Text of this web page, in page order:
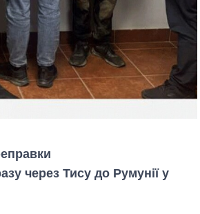
через Тису до Румунії у